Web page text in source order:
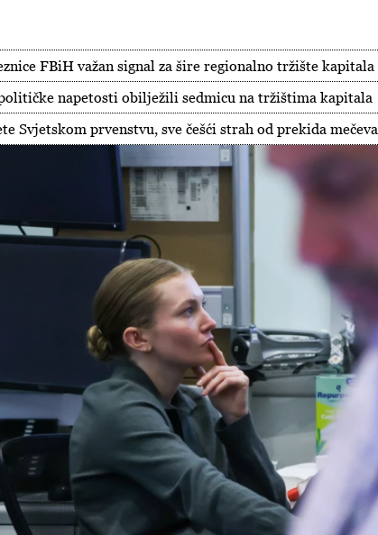
FBiH važan signal za šire regionalno tržište kapitala
napetosti obilježili sedmicu na tržištima kapitala
Svjetskom prvenstvu, sve češći strah od prekida mečeva